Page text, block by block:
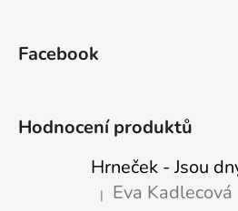
Facebook
Hodnocení produktů
Hodnocení produktu je 5 z
| Eva Kadlecová